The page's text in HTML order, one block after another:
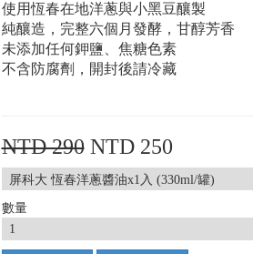
使用恆春在地洋蔥與小黑豆釀製
純釀造，完整六個月發酵，甘醇芳香
未添加任何鉀鹽、焦糖色素
不含防腐劑，開封後請冷藏
NTD 290NTD 250
數量